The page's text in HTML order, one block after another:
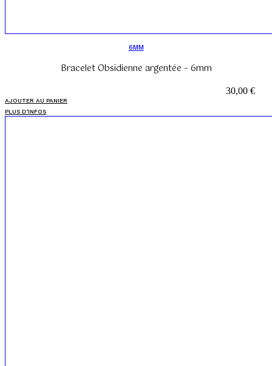
6MM
Bracelet Obsidienne argentée – 6mm
30,00 €
AJOUTER AU PANIER
PLUS D'INFOS